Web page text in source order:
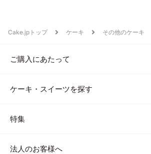
Cake.jpトップ ケーキ その他のケーキ
ご購入にあたって
ケーキ・スイーツを探す
特集
法人のお客様へ